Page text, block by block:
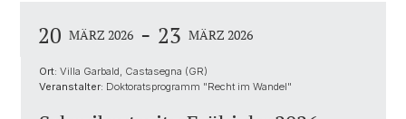
20 MÄRZ 2026 - 23 MÄRZ 2026
Ort: Villa Garbald, Castasegna (GR)
Veranstalter: Doktoratsprogramm "Recht im Wandel"